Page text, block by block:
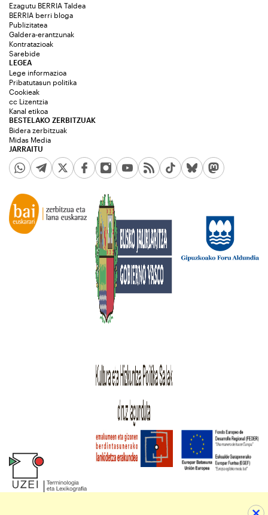
Ezagutu BERRIA Taldea
BERRIA berri bloga
Publizitatea
Galdera-erantzunak
Kontratazioak
Sarebide
JARRAITU
LEGEA
Lege informazioa
Pribatutasun politika
Cookieak
cc Lizentzia
Kanal etikoa
BESTELAKO ZERBITZUAK
Bidera zerbitzuak
Midas Media